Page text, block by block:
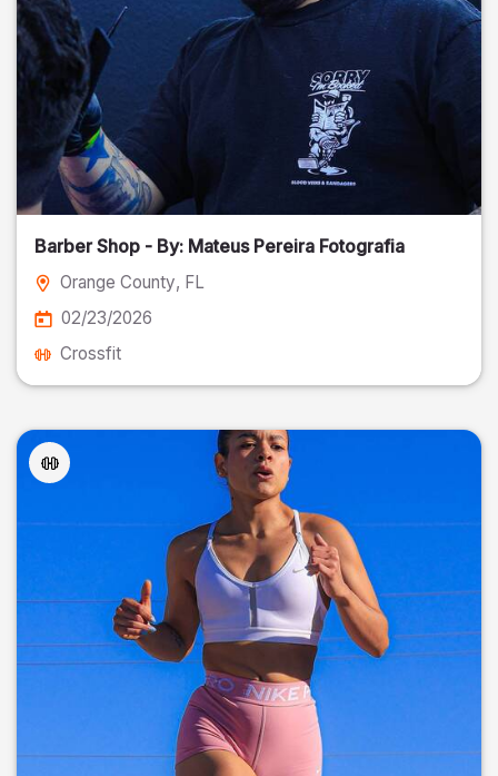
Barber Shop - By: Mateus Pereira Fotografia
Orange County, FL
02/23/2026
Crossfit